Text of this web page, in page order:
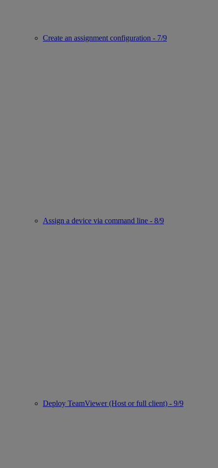
Create an assignment configuration - 7/9
Assign a device via command line - 8/9
Deploy TeamViewer (Host or full client) - 9/9